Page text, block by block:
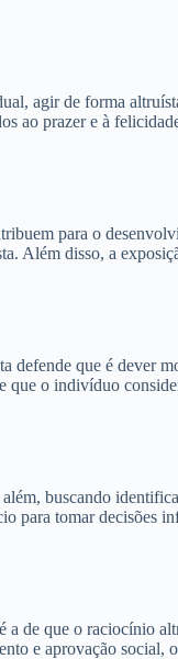
agir de forma
ao prazer e à
para o
Além disso, a
defende que é dever
o indivíduo
buscando
para tomar decisões
a de que o raciocínio
e aprovação social,